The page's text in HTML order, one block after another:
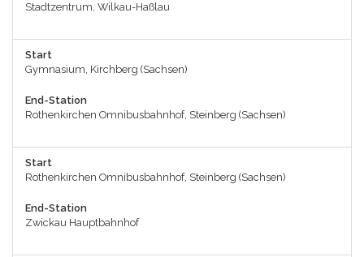
Stadtzentrum, Wilkau-Haßlau
Start
Gymnasium, Kirchberg (Sachsen)
End-Station
Rothenkirchen Omnibusbahnhof, Steinberg (Sachsen)
Start
Rothenkirchen Omnibusbahnhof, Steinberg (Sachsen)
End-Station
Zwickau Hauptbahnhof